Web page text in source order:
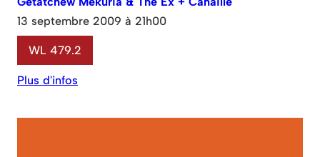
13 septembre 2009 à 21h00
WL 479.2
Plus d'infos